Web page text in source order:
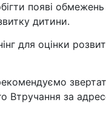
появі обмежень
дитини.
для оцінки
Втручання за